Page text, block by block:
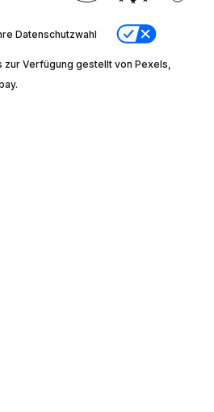
Datenschutzwahl
Verfügung gestellt von Pexels,